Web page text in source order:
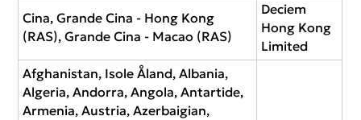
Cina, Grande Cina - Hong Kong
(RAS), Grande Cina - Macao (RAS)
Deciem
Hong Kong
Limited
Afghanistan, Isole Åland, Albania,
Algeria, Andorra, Angola, Antartide,
Armenia, Austria, Azerbaigian,